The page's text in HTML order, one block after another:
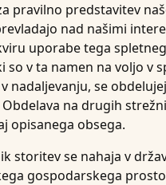
pravilno predstavitev
nad našimi
uporabe tega
so v ta namen na voljo v
nadaljevanju, se
na drugih
opisanega obsega.
storitev se nahaja v
gospodarskega